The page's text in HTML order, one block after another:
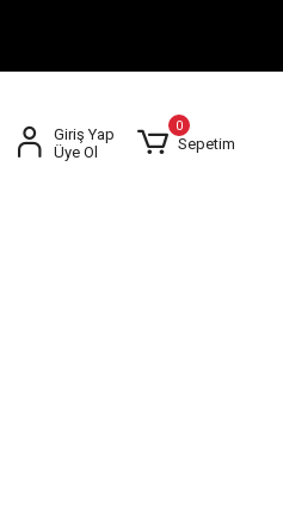
Giriş Yap
Üye Ol
0
Sepetim